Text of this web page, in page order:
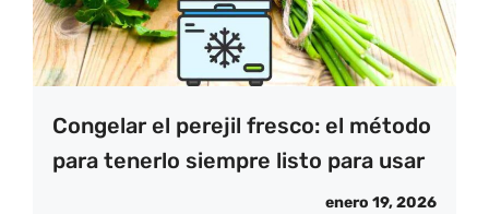
Congelar el perejil fresco: el método
para tenerlo siempre listo para usar
enero 19, 2026